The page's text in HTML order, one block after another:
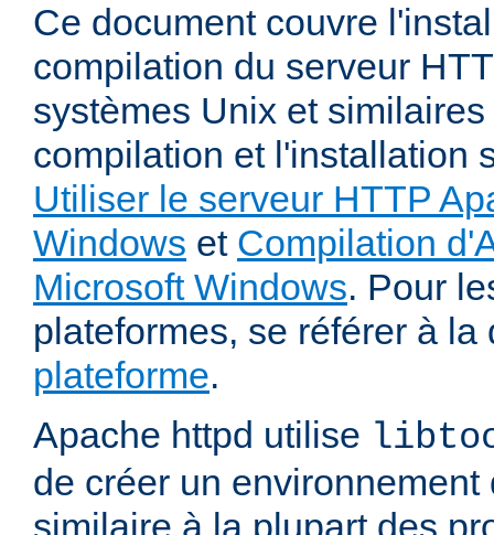
Ce document couvre
compilation du serveur
systèmes Unix et
compilation et l'installation
Utiliser le serveur HTTP
Windows et Compilation
Microsoft Windows. Pour
plateformes, se référer à
plateforme.
Apache httpd utilise
de créer un environnement
similaire à la plupart des